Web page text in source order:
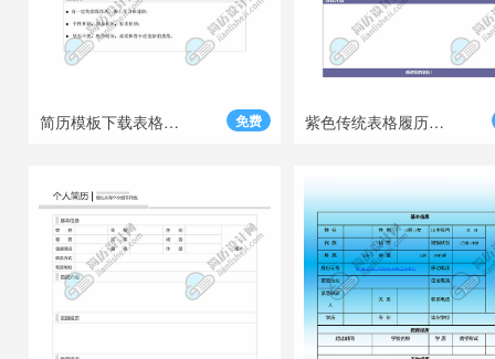
免费
简历模板下载表格模板 紫色传统表格履历模板